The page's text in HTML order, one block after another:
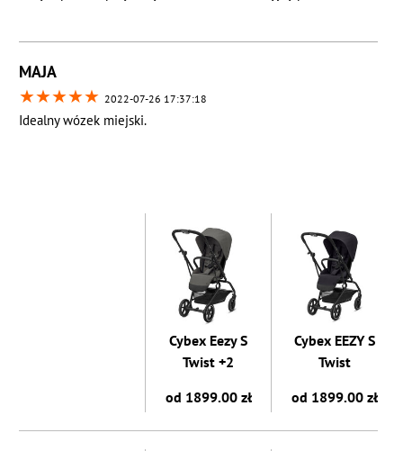
MAJA
★★★★★ 2022-07-26 17:37:18
Idealny wózek miejski.
Cybex Eezy S
Twist +2
Cybex EEZY S
Twist
od 1899.00 zł
od 1899.00 zł